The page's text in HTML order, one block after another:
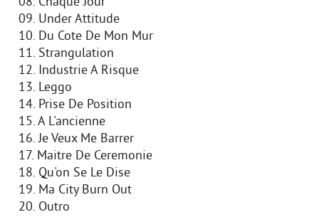
09. Under Attitude
10. Du Cote De Mon Mur
11. Strangulation
12. Industrie A Risque
13. Leggo
14. Prise De Position
15. A L'ancienne
16. Je Veux Me Barrer
17. Maitre De Ceremonie
18. Qu'on Se Le Dise
19. Ma City Burn Out
20. Outro